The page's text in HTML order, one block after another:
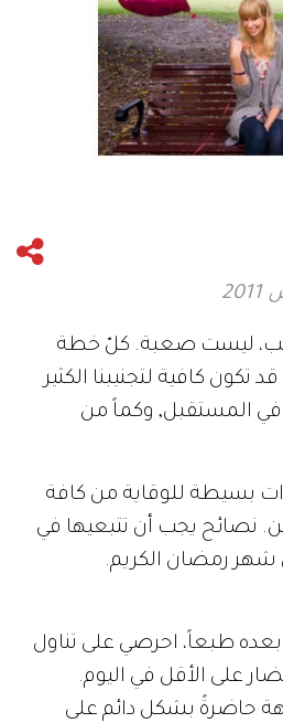
ليست صعبة. كلّ خطة
تكون كافية لتجنيبنا الكثير
المستقبل, وكماً من
بسيطة للوقاية من كافة
نصائح يجب أن تتبعيها في
رمضان الكريم.
طبعاً، احرصي على تناول
على الأقل في اليوم.
حاضرةً بشكل دائم على